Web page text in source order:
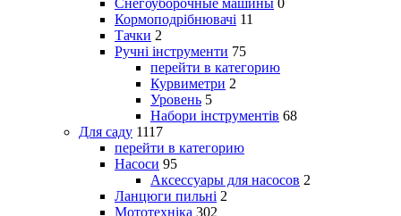
Снегоуборочные машины 0
Кормоподрібнювачі 11
Тачки 2
Ручні інструменти 75
перейти в категорию
Курвиметри 2
Уровень 5
Набори інструментів 68
Для саду 1117
перейти в категорию
Насоси 95
Аксессуары для насосов 2
Ланцюги пильні 2
Мототехніка 302